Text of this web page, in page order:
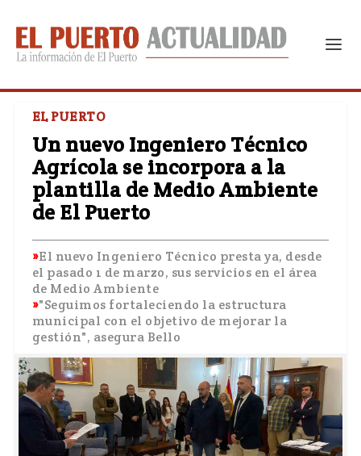
EL PUERTO
Un nuevo Ingeniero Técnico
Agrícola se incorpora a la
plantilla de Medio Ambiente
de El Puerto
El nuevo Ingeniero Técnico presta ya, desde
el pasado 1 de marzo, sus servicios en el área
de Medio Ambiente
"Seguimos fortaleciendo la estructura
municipal con el objetivo de mejorar la
gestión", asegura Bello